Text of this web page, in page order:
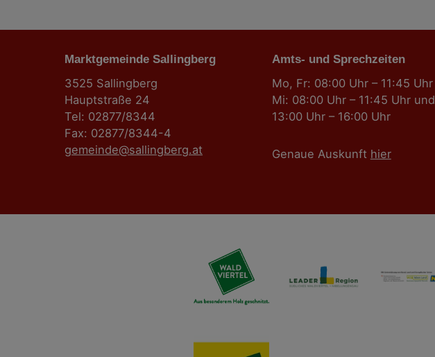
Marktgemeinde Sallingberg
3525 Sallingberg
Hauptstraße 24
Tel: 02877/8344
Fax: 02877/8344-4
gemeinde@sallingberg.at
Amts- und Sprechzeiten
Mo, Fr: 08:00 Uhr – 11:45 Uhr
Mi: 08:00 Uhr – 11:45 Uhr und
13:00 Uhr – 16:00 Uhr
Genaue Auskunft hier